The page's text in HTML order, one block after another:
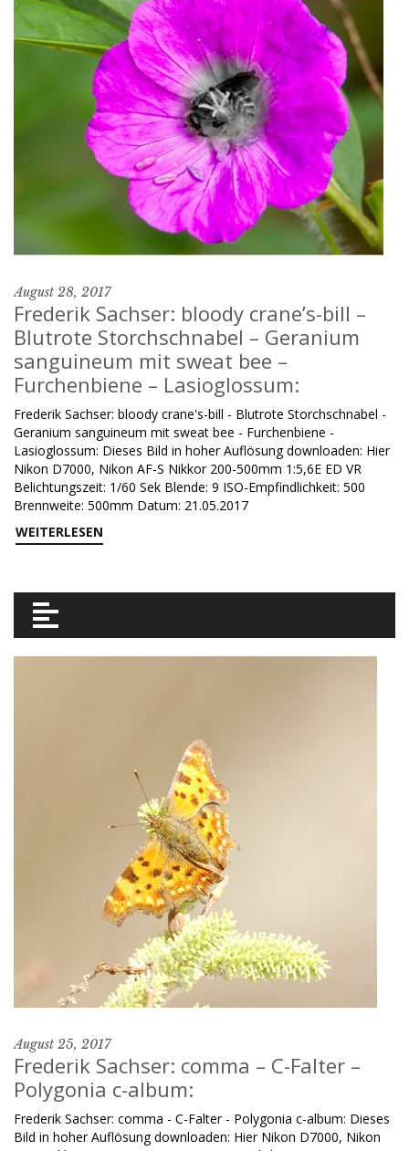
August 28, 2017
Frederik Sachser: bloody crane’s-bill –
Blutrote Storchschnabel – Geranium
sanguineum mit sweat bee –
Furchenbiene – Lasioglossum:
Frederik Sachser: bloody crane's-bill - Blutrote Storchschnabel -
Geranium sanguineum mit sweat bee - Furchenbiene -
Lasioglossum: Dieses Bild in hoher Auflösung downloaden: Hier
Nikon D7000, Nikon AF-S Nikkor 200-500mm 1:5,6E ED VR
Belichtungszeit: 1/60 Sek Blende: 9 ISO-Empfindlichkeit: 500
Brennweite: 500mm Datum: 21.05.2017
WEITERLESEN
August 25, 2017
Frederik Sachser: comma – C-Falter –
Polygonia c-album:
Frederik Sachser: comma - C-Falter - Polygonia c-album: Dieses
Bild in hoher Auflösung downloaden: Hier Nikon D7000, Nikon